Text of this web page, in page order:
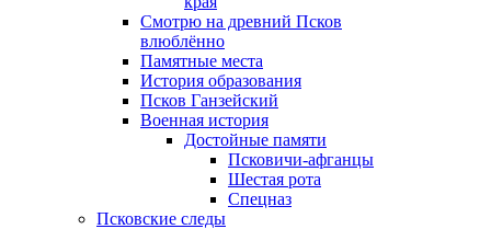
Смотрю на древний Псков
влюблённо
Памятные места
История образования
Псков Ганзейский
Военная история
Достойные памяти
Псковичи-афганцы
Шестая рота
Спецназ
Псковские следы